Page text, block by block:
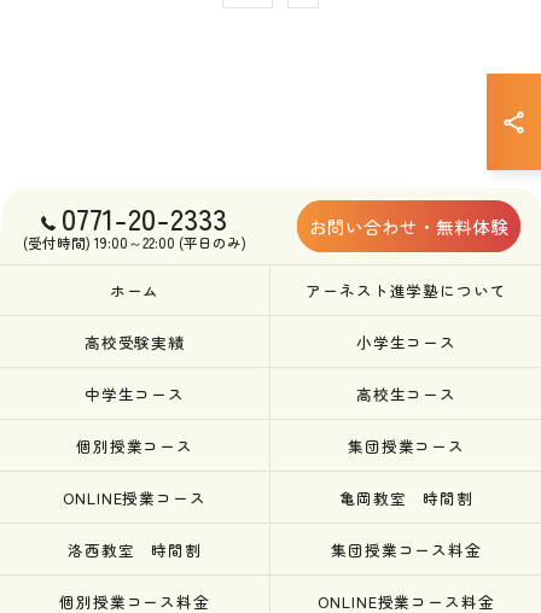
0771-20-2333
(受付時間) 19:00～22:00 (平日のみ)
お問い合わせ・無料体験
ホーム アーネスト進学塾について
高校受験実績 小学生コース
中学生コース 高校生コース
個別授業コース 集団授業コース
ONLINE授業コース 亀岡教室 時間割
洛西教室 時間割 集団授業コース料金
個別授業コース料金 ONLINE授業コース料金